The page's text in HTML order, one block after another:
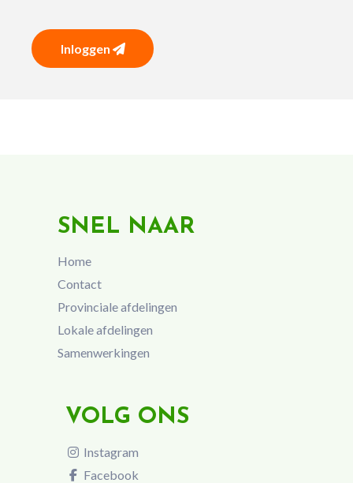
Inloggen
SNEL NAAR
Home
Contact
Provinciale afdelingen
Lokale afdelingen
Samenwerkingen
VOLG ONS
Instagram
Facebook